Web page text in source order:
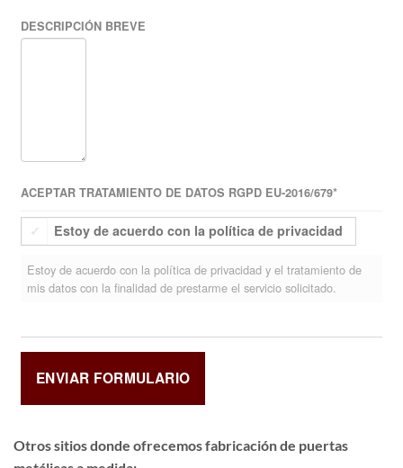
DESCRIPCIÓN BREVE
ACEPTAR TRATAMIENTO DE DATOS RGPD EU-2016/679*
Estoy de acuerdo con la política de privacidad
Estoy de acuerdo con la política de privacidad y el tratamiento de
mis datos con la finalidad de prestarme el servicio solicitado.
Otros sitios donde ofrecemosfabricación de puertas